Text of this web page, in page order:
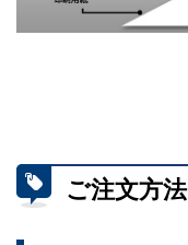
ご注文方法